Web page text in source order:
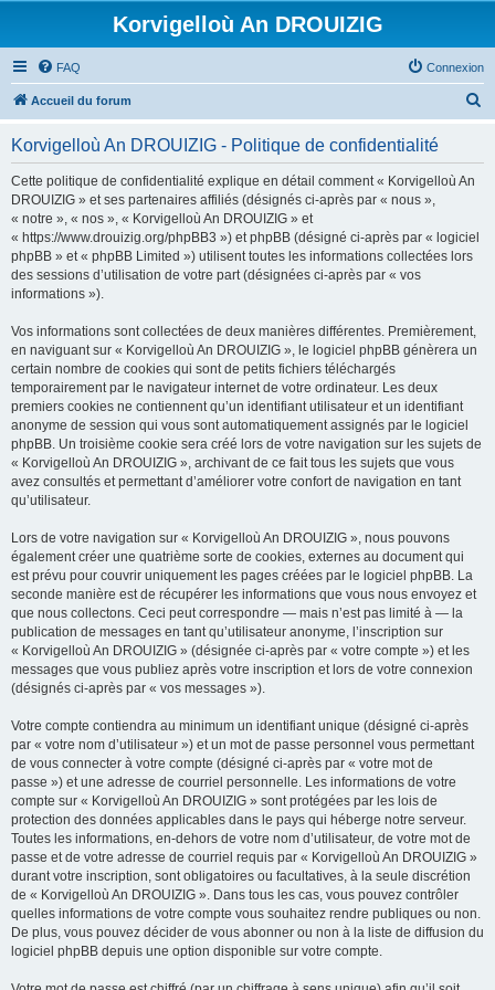
Korvigelloù An DROUIZIG
FAQ Connexion
Accueil du forum
Korvigelloù An DROUIZIG - Politique de confidentialité
Cette politique de confidentialité explique en détail comment « Korvigelloù An
DROUIZIG » et ses partenaires affiliés (désignés ci-après par « nous »,
« notre », « nos », « Korvigelloù An DROUIZIG » et
« https://www.drouizig.org/phpBB3 ») et phpBB (désigné ci-après par « logiciel
phpBB » et « phpBB Limited ») utilisent toutes les informations collectées lors
des sessions d’utilisation de votre part (désignées ci-après par « vos
informations »).
Vos informations sont collectées de deux manières différentes. Premièrement,
en naviguant sur « Korvigelloù An DROUIZIG », le logiciel phpBB génèrera un
certain nombre de cookies qui sont de petits fichiers téléchargés
temporairement par le navigateur internet de votre ordinateur. Les deux
premiers cookies ne contiennent qu’un identifiant utilisateur et un identifiant
anonyme de session qui vous sont automatiquement assignés par le logiciel
phpBB. Un troisième cookie sera créé lors de votre navigation sur les sujets de
« Korvigelloù An DROUIZIG », archivant de ce fait tous les sujets que vous
avez consultés et permettant d’améliorer votre confort de navigation en tant
qu’utilisateur.
Lors de votre navigation sur « Korvigelloù An DROUIZIG », nous pouvons
également créer une quatrième sorte de cookies, externes au document qui
est prévu pour couvrir uniquement les pages créées par le logiciel phpBB. La
seconde manière est de récupérer les informations que vous nous envoyez et
que nous collectons. Ceci peut correspondre — mais n’est pas limité à — la
publication de messages en tant qu’utilisateur anonyme, l’inscription sur
« Korvigelloù An DROUIZIG » (désignée ci-après par « votre compte ») et les
messages que vous publiez après votre inscription et lors de votre connexion
(désignés ci-après par « vos messages »).
Votre compte contiendra au minimum un identifiant unique (désigné ci-après
par « votre nom d’utilisateur ») et un mot de passe personnel vous permettant
de vous connecter à votre compte (désigné ci-après par « votre mot de
passe ») et une adresse de courriel personnelle. Les informations de votre
compte sur « Korvigelloù An DROUIZIG » sont protégées par les lois de
protection des données applicables dans le pays qui héberge notre serveur.
Toutes les informations, en-dehors de votre nom d’utilisateur, de votre mot de
passe et de votre adresse de courriel requis par « Korvigelloù An DROUIZIG »
durant votre inscription, sont obligatoires ou facultatives, à la seule discrétion
de « Korvigelloù An DROUIZIG ». Dans tous les cas, vous pouvez contrôler
quelles informations de votre compte vous souhaitez rendre publiques ou non.
De plus, vous pouvez décider de vous abonner ou non à la liste de diffusion du
logiciel phpBB depuis une option disponible sur votre compte.